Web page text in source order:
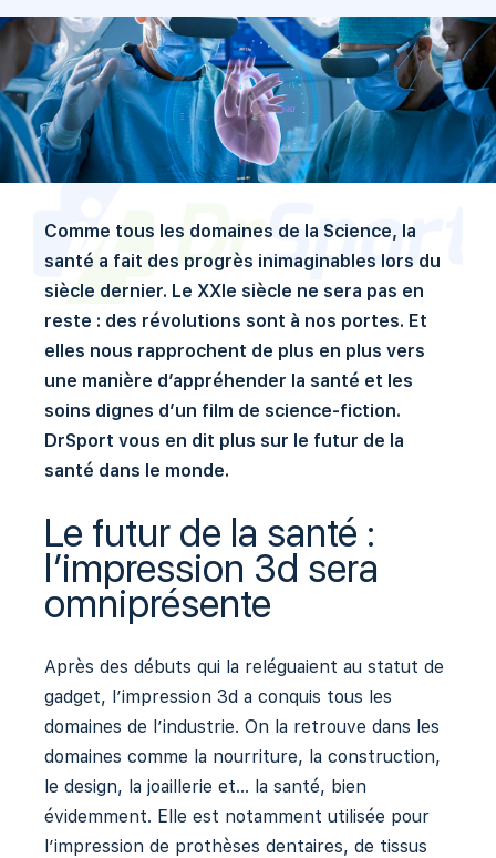
Comme tous les domaines de la Science, la
santé a fait des progrès inimaginables lors du
siècle dernier. Le XXIe siècle ne sera pas en
reste : des révolutions sont à nos portes. Et
elles nous rapprochent de plus en plus vers
une manière d’appréhender la santé et les
soins dignes d’un film de science-fiction.
DrSport vous en dit plus sur le futur de la
santé dans le monde.
Le futur de la santé :
l’impression 3d sera
omniprésente
Après des débuts qui la reléguaient au statut de
gadget, l’impression 3d a conquis tous les
domaines de l’industrie. On la retrouve dans les
domaines comme la nourriture, la construction,
le design, la joaillerie et… la santé, bien
évidemment. Elle est notamment utilisée pour
l’impression de prothèses dentaires, de tissus